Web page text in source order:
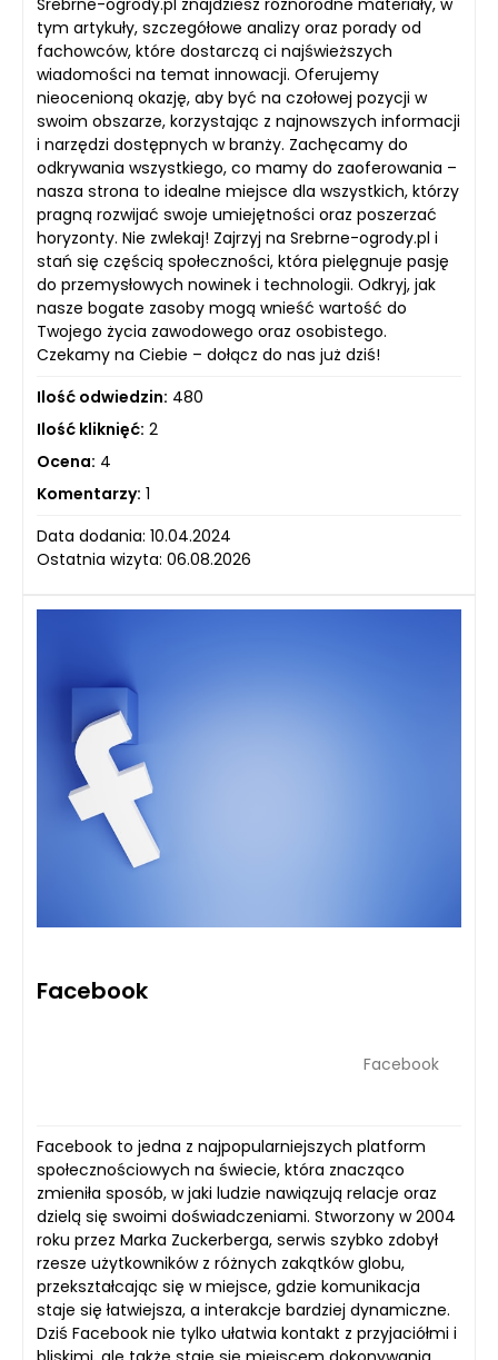
tym artykuły, szczegółowe analizy oraz porady od
fachowców, które dostarczą ci najświeższych
wiadomości na temat innowacji. Oferujemy
nieocenioną okazję, aby być na czołowej pozycji w
swoim obszarze, korzystając z najnowszych informacji
i narzędzi dostępnych w branży. Zachęcamy do
odkrywania wszystkiego, co mamy do zaoferowania –
nasza strona to idealne miejsce dla wszystkich, którzy
pragną rozwijać swoje umiejętności oraz poszerzać
horyzonty. Nie zwlekaj! Zajrzyj na Srebrne-ogrody.pl i
stań się częścią społeczności, która pielęgnuje pasję
do przemysłowych nowinek i technologii. Odkryj, jak
nasze bogate zasoby mogą wnieść wartość do
Twojego życia zawodowego oraz osobistego.
Czekamy na Ciebie – dołącz do nas już dziś!
Ilość odwiedzin: 480
Ilość kliknięć: 2
Ocena: 4
Komentarzy: 1
Data dodania: 10.04.2024
Ostatnia wizyta: 06.08.2026
Facebook
Facebook
Facebook to jedna z najpopularniejszych platform
społecznościowych na świecie, która znacząco
zmieniła sposób, w jaki ludzie nawiązują relacje oraz
dzielą się swoimi doświadczeniami. Stworzony w 2004
roku przez Marka Zuckerberga, serwis szybko zdobył
rzesze użytkowników z różnych zakątków globu,
przekształcając się w miejsce, gdzie komunikacja
staje się łatwiejsza, a interakcje bardziej dynamiczne.
Dziś Facebook nie tylko ułatwia kontakt z przyjaciółmi i